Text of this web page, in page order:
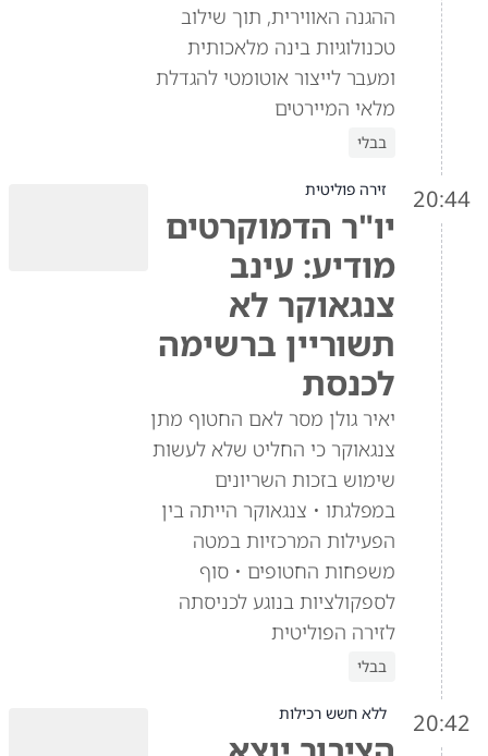
ההגנה האווירית, תוך שילוב
טכנולוגיות בינה מלאכותית
ומעבר לייצור אוטומטי להגדלת
מלאי המיירטים
בבלי
20:44 זירה פוליטית
יו"ר הדמוקרטים
מודיע: עינב
צנגאוקר לא
תשוריין ברשימה
לכנסת
יאיר גולן מסר לאם החטוף מתן
צנגאוקר כי החליט שלא לעשות
שימוש בזכות השריונים
במפלגתו • צנגאוקר הייתה בין
הפעילות המרכזיות במטה
משפחות החטופים • סוף
לספקולציות בנוגע לכניסתה
לזירה הפוליטית
בבלי
20:42 ללא חשש רכילות